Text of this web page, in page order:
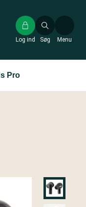
Søg
Log ind Menu
Pro